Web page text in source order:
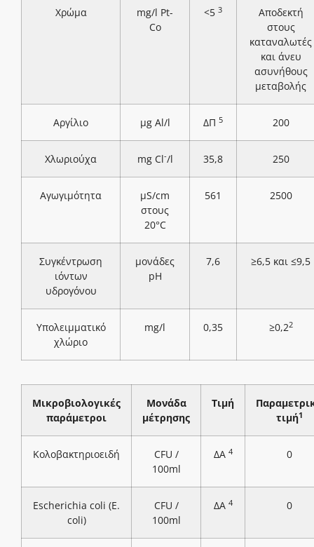
Χρώμα
mg/l Pt-
Co
<5 3
Αποδεκτή
στους
καταναλωτές
και άνευ
ασυνήθους
μεταβολής
Αργίλιο μg Al/l ΔΠ 5 200
Χλωριούχα mg Cl-/l 35,8 250
Αγωγιμότητα
μS/cm
στους
20°C
561 2500
Συγκέντρωση
ιόντων
υδρογόνου
μονάδες
pH
7,6 ≥6,5 και ≤9,5
Υπολειμματικό
χλώριο
mg/l 0,35 ≥0,22
Μικροβιολογικές
παράμετροι
Μονάδα
μέτρησης
Τιμή
τιμή1
Κολοβακτηριοειδή
CFU /
100ml
ΔΑ 4 0
Escherichia coli (E.
coli)
CFU /
100ml
ΔΑ 4 0